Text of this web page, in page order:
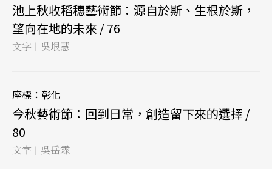
池上秋收稻穗藝術節：源自於斯、生根於斯，
望向在地的未來 / 76
文字 | 吳垠慧
座標：彰化
今秋藝術節：回到日常，創造留下來的選擇 /
80
文字 | 吳岳霖